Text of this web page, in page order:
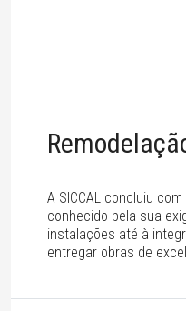
A SICCAL concluiu
conhecido pela sua
instalações até à
entregar obras de